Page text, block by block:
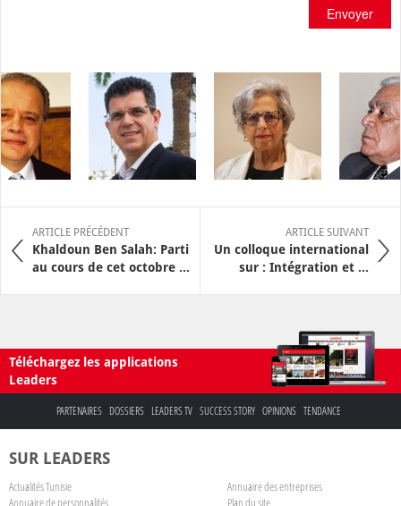
Envoyer
ARTICLE PRÉCÉDENT
Khaldoun Ben Salah: Parti
au cours de cet octobre ...
ARTICLE SUIVANT
Un colloque international
sur : Intégration et ...
Téléchargez les applications
Leaders
PARTENAIRES DOSSIERS LEADERS TV SUCCESS STORY OPINIONS TENDANCE
SUR LEADERS
Actualités Tunisie
Annuaire des entreprises
Annuaire de personnalités
Plan du site